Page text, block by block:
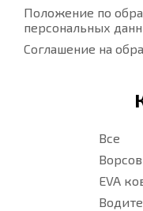
Положение по
персональных
Соглашение на
Все
EVA